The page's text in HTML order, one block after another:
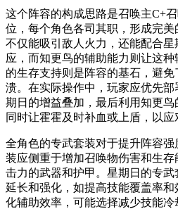
这个阵容的构成思路是召唤主C+
位，每个角色各司其职，形成完
不仅能吸引敌人火力，还能配合
应，而知更鸟的辅助能力则让这
的生存支持则是阵容的基石，避
溃。在实际操作中，玩家应优先
期日的增益叠加，最后利用知更鸟
同时让霍霍及时补血或上盾，以应
全角色的专武套装对于提升阵容
装应侧重于增加召唤物伤害和生
击力的武器和护甲。星期日的专
延长和强化，如提高技能覆盖率
化辅助效率，可能选择减少技能